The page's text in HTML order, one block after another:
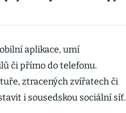
aplikace, umí
či přímo do telefonu.
ztracených zvířatech či
i sousedskou sociální síť.